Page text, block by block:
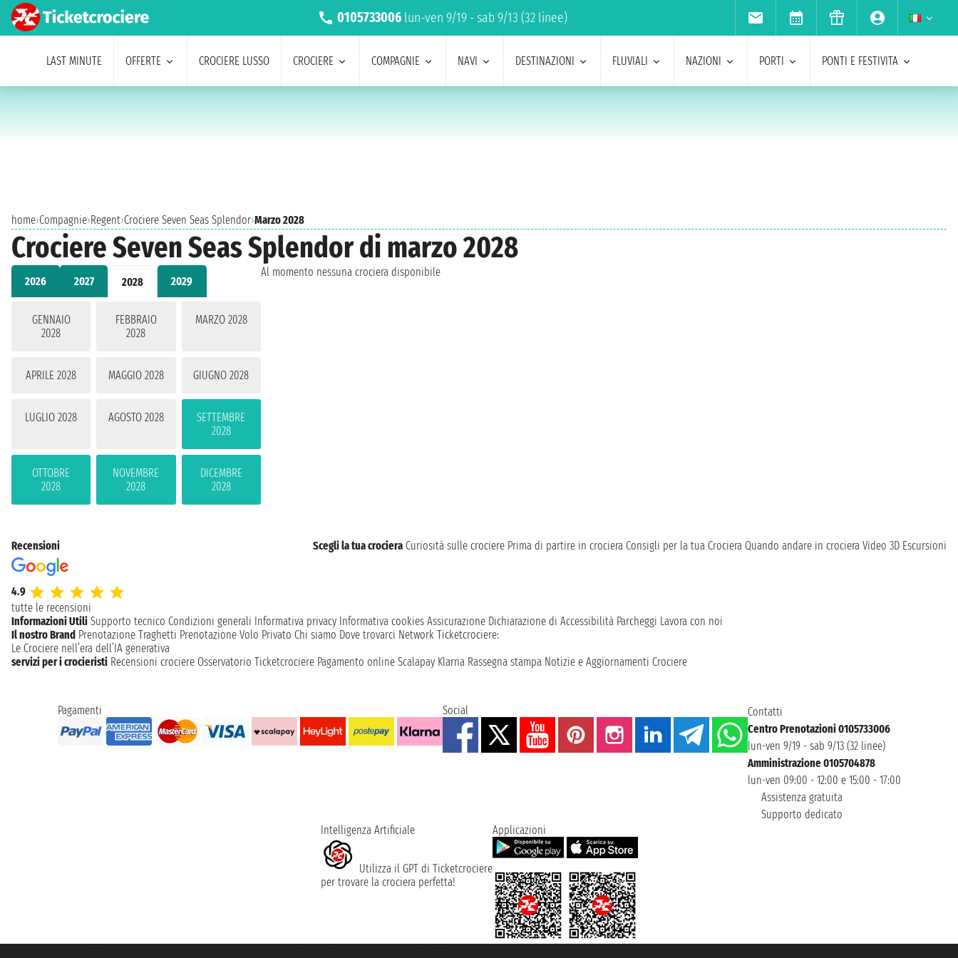
0105733006 lun-ven 9/19 - sab 9/13 (32 linee)
LAST MINUTE OFFERTE CROCIERE LUSSO CROCIERE COMPAGNIE NAVI DESTINAZIONI FLUVIALI NAZIONI PORTI PONTI E FESTIVITA
home›Compagnie›Regent›Crociere Seven Seas Splendor›Marzo 2028
Crociere Seven Seas Splendor di marzo 2028
2026 2027 2028 2029
GENNAIO
2028
FEBBRAIO
2028
MARZO 2028
APRILE 2028 MAGGIO 2028 GIUGNO 2028
LUGLIO 2028 AGOSTO 2028
SETTEMBRE
2028
OTTOBRE
2028
NOVEMBRE
2028
DICEMBRE
2028
Al momento nessuna crociera disponibile
Recensioni
4.9
tutte le recensioni
Scegli la tua crociera Curiosità sulle crociere Prima di partire in crociera Consigli per la tua Crociera Quando andare in crociera Video 3D Escursioni
Informazioni Utili Supporto tecnico Condizioni generali Informativa privacy Informativa cookies Assicurazione Dichiarazione di Accessibilità Parcheggi Lavora con noi
Il nostro Brand Prenotazione Traghetti Prenotazione Volo Privato Chi siamo Dove trovarci Network Ticketcrociere:
Le Crociere nell’era dell’IA generativa
servizi per i crocieristi Recensioni crociere Osservatorio Ticketcrociere Pagamento online Scalapay Klarna Rassegna stampa Notizie e Aggiornamenti Crociere
Pagamenti Social
Contatti
Centro Prenotazioni 0105733006
lun-ven 9/19 - sab 9/13 (32 linee)
Amministrazione 0105704878
lun-ven 09:00 - 12:00 e 15:00 - 17:00
Assistenza gratuita
Supporto dedicato
Intelligenza Artificiale
Utilizza il GPT di Ticketcrociere
per trovare la crociera perfetta!
Applicazioni